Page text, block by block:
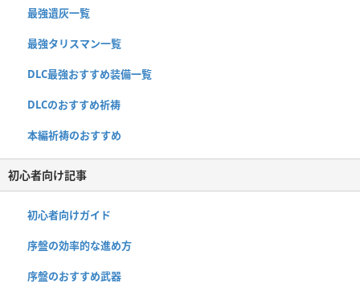
最強遺灰一覧
最強タリスマン一覧
DLC最強おすすめ装備一覧
DLCのおすすめ祈祷
本編祈祷のおすすめ
初心者向け記事
初心者向けガイド
序盤の効率的な進め方
序盤のおすすめ武器